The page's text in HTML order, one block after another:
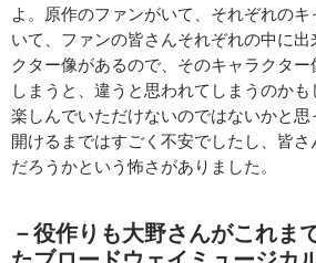
よ。原作のファンがいて、それぞれの
いて、ファンの皆さんそれぞれの中に
クター像があるので、そのキャラクタ
しまうと、違うと思われてしまうのか
楽しんでいただけないのではないかと
開けるまではすごく不安でしたし、皆
だろうかという怖さがありました。
－役作りも大野さんがこれま